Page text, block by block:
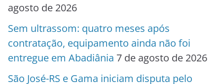
agosto de 2026
Sem ultrassom: quatro meses após
contratação, equipamento ainda não foi
entregue em Abadiânia 7 de agosto de 2026
São José-RS e Gama iniciam disputa pelo